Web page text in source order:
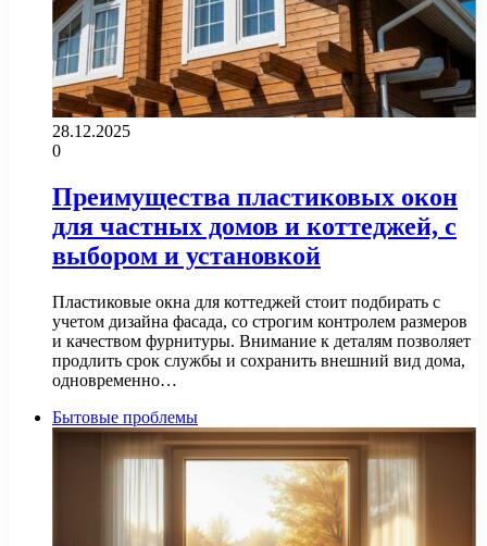
28.12.2025
0
Преимущества пластиковых окон
для частных домов и коттеджей, с
выбором и установкой
Пластиковые окна для коттеджей стоит подбирать с
учетом дизайна фасада, со строгим контролем размеров
и качеством фурнитуры. Внимание к деталям позволяет
продлить срок службы и сохранить внешний вид дома,
одновременно…
Бытовые проблемы